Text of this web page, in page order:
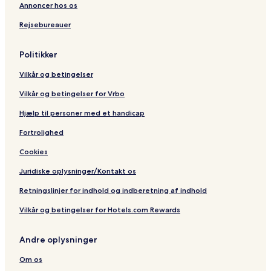
o
t
o
s
s
e
Annoncer hos os
Rejsebureauer
Politikker
Vilkår og betingelser
Vilkår og betingelser for Vrbo
Hjælp til personer med et handicap
Fortrolighed
Cookies
Juridiske oplysninger/Kontakt os
Retningslinjer for indhold og indberetning af indhold
Vilkår og betingelser for Hotels.com Rewards
Andre oplysninger
Om os